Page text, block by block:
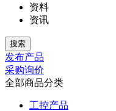
资料
资讯
发布产品
采购询价
全部商品分类
工控产品